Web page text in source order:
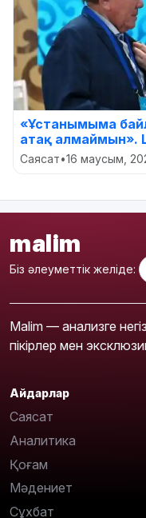
«Ұстанымыма
атақ алмаймын».
Саясат•16 маусым,
malim
Біз әлеуметтік желіде:
Malim — анализге
пікірлер мен
Айдарлар
Саясат
Аналитика
Қоғам
Мәдениет
Сұхбат